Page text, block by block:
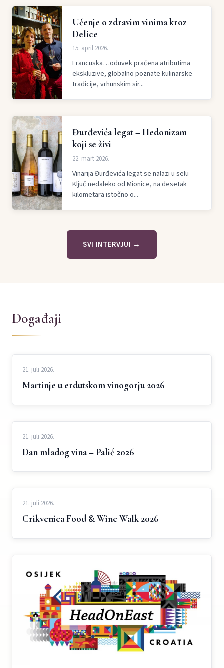
Učenje o zdravim vinima kroz
Delice
15. april 2026.
Francuska…oduvek praćena atributima
ekskluzive, globalno poznate kulinarske
tradicije, vrhunskim sir...
Đurđevića legat – Hedonizam
koji se živi
22. mart 2026.
Vinarija Đurđevića legat se nalazi u selu
Ključ nedaleko od Mionice, na desetak
kilometara istočno o...
SVI INTERVJUI →
Događaji
21. juli 2026.
Martinje u erdutskom vinogorju 2026
21. juli 2026.
Dan mladog vina – Palić 2026
21. juli 2026.
Crikvenica Food & Wine Walk 2026